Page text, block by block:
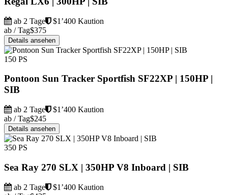
ab 2 Tage
$1’400 Kaution
ab / Tag$375
Details ansehen
150 PS
Pontoon Sun Tracker Sportfish SF22XP | 150HP |
SIB
ab 2 Tage
$1’400 Kaution
ab / Tag$245
Details ansehen
350 PS
Sea Ray 270 SLX | 350HP V8 Inboard | SIB
ab 2 Tage
$1’400 Kaution